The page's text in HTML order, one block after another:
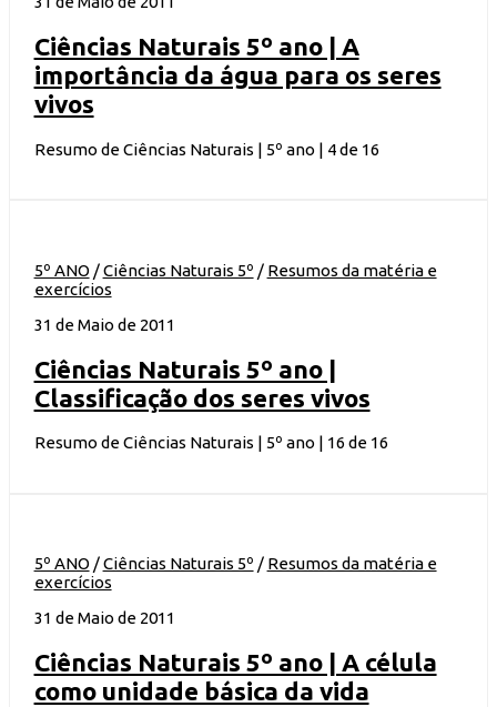
Ciências Naturais 5º ano | A
importância da água para os seres
vivos
Resumo de Ciências Naturais | 5º ano | 4 de 16
5º ANO /Ciências Naturais 5º / Resumos da matéria e
exercícios
31 de Maio de 2011
Ciências Naturais 5º ano |
Classificação dos seres vivos
Resumo de Ciências Naturais | 5º ano | 16 de 16
5º ANO /Ciências Naturais 5º / Resumos da matéria e
exercícios
31 de Maio de 2011
Ciências Naturais 5º ano | A célula
como unidade básica da vida